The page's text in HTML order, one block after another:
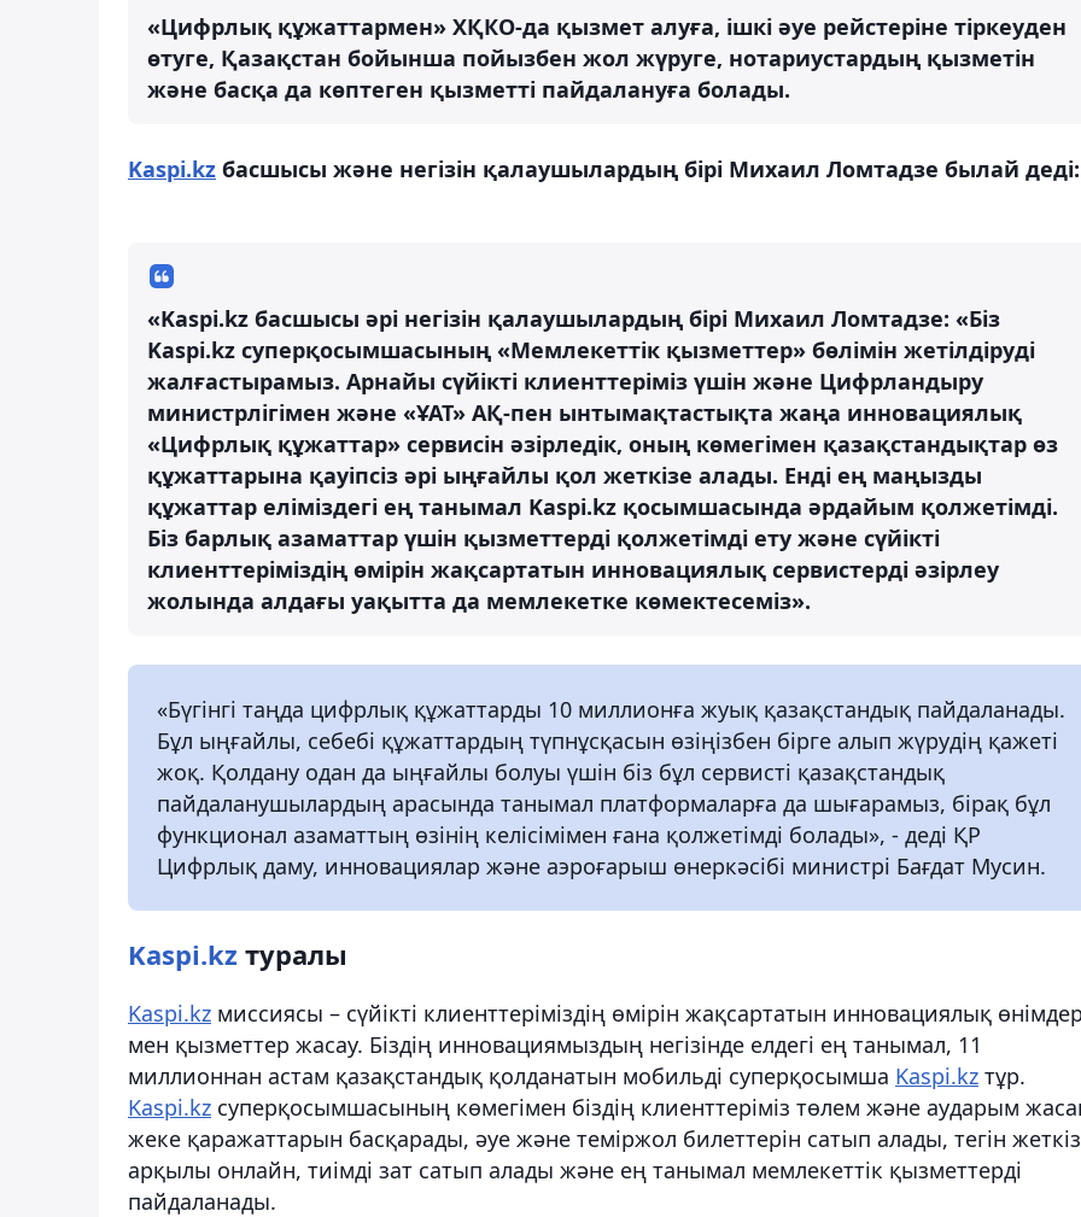
«Цифрлық құжаттармен» ХҚКО-да қызмет алуға, ішкі әуе рейстеріне тіркеуден
өтуге, Қазақстан бойынша пойызбен жол жүруге, нотариустардың қызметін
және басқа да көптеген қызметті пайдалануға болады.
Kaspi.kz басшысы және негізін қалаушылардың бірі Михаил Ломтадзе былай деді:
«Kaspi.kz басшысы әрі негізін қалаушылардың бірі Михаил Ломтадзе: «Біз
Kaspi.kz суперқосымшасының «Мемлекеттік қызметтер» бөлімін жетілдіруді
жалғастырамыз. Арнайы сүйікті клиенттеріміз үшін және Цифрландыру
министрлігімен және «ҰАТ» АҚ-пен ынтымақтастықта жаңа инновациялық
«Цифрлық құжаттар» сервисін әзірледік, оның көмегімен қазақстандықтар өз
құжаттарына қауіпсіз әрі ыңғайлы қол жеткізе алады. Енді ең маңызды
құжаттар еліміздегі ең танымал Kaspi.kz қосымшасында әрдайым қолжетімді.
Біз барлық азаматтар үшін қызметтерді қолжетімді ету және сүйікті
клиенттеріміздің өмірін жақсартатын инновациялық сервистерді әзірлеу
жолында алдағы уақытта да мемлекетке көмектесеміз».
«Бүгінгі таңда цифрлық құжаттарды 10 миллионға жуық қазақстандық пайдаланады.
Бұл ыңғайлы, себебі құжаттардың түпнұсқасын өзіңізбен бірге алып жүрудің қажеті
жоқ. Қолдану одан да ыңғайлы болуы үшін біз бұл сервисті қазақстандық
пайдаланушылардың арасында танымал платформаларға да шығарамыз, бірақ бұл
функционал азаматтың өзінің келісімімен ғана қолжетімді болады», - деді ҚР
Цифрлық даму, инновациялар және аэроғарыш өнеркәсібі министрі Бағдат Мусин.
Kaspi.kz туралы
Kaspi.kz миссиясы – сүйікті клиенттеріміздің өмірін жақсартатын инновациялық
мен қызметтер жасау. Біздің инновациямыздың негізінде елдегі ең танымал, 11
миллионнан астам қазақстандық қолданатын мобильді суперқосымша Kaspi.kz тұр.
Kaspi.kz суперқосымшасының көмегімен біздің клиенттеріміз төлем және аударым
жеке қаражаттарын басқарады, әуе және теміржол билеттерін сатып алады, тегін
арқылы онлайн, тиімді зат сатып алады және ең танымал мемлекеттік қызметтерді
пайдаланады.